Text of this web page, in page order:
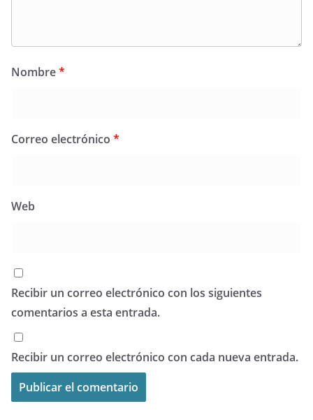
Nombre*
Correo electrónico *
Web
Recibir un correo electrónico con los siguientes
comentarios a esta entrada.
Recibir un correo electrónico con cada nueva entrada.